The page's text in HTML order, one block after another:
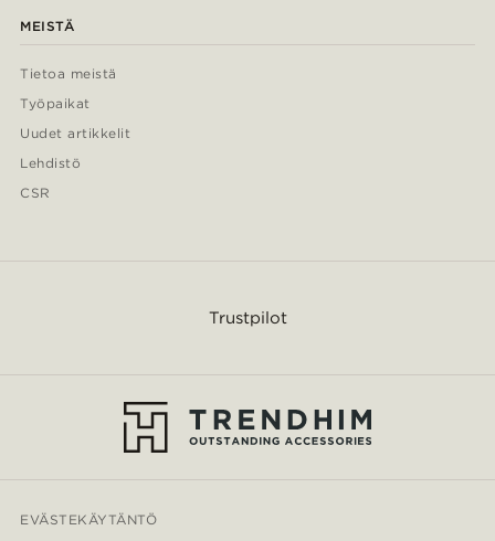
MEISTÄ
Tietoa meistä
Työpaikat
Uudet artikkelit
Lehdistö
CSR
Trustpilot
EVÄSTEKÄYTÄNTÖ